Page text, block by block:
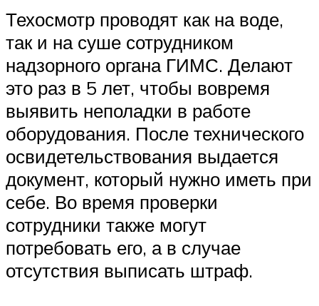
Техосмотр проводят как на воде,
так и на суше сотрудником
надзорного органа ГИМС. Делают
это раз в 5 лет, чтобы вовремя
выявить неполадки в работе
оборудования. После технического
освидетельствования выдается
документ, который нужно иметь при
себе. Во время проверки
сотрудники также могут
потребовать его, а в случае
отсутствия выписать штраф.